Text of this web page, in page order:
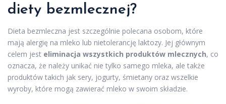
diety bezmlecznej?
Dieta bezmleczna jest szczególnie polecana osobom, które
mają alergię na mleko lub nietolerancję laktozy. Jej głównym
celem jest eliminacja wszystkich produktów mlecznych, co
oznacza, że należy unikać nie tylko samego mleka, ale także
produktów takich jak sery, jogurty, śmietany oraz wszelkie
wyroby, które mogą zawierać mleko w swoim składzie.